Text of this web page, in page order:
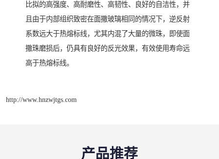
比拟的高强度、高耐磨性、高韧性、良好的自洁性，并
且由于内部组织致密在面撒玻璃相同的情况下，逆反射
系数远大于热熔标线，尤其内混了大量的微珠，即使面
撒珠磨损后，仍具有良好的反光效果，有效使用寿命远
高于热熔标线。
http://www.hnzwjtgs.com
产品推荐